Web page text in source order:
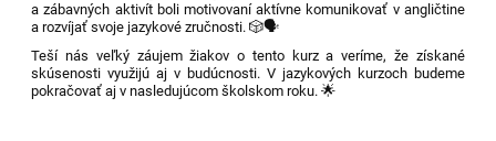
a zábavných aktivít boli motivovaní aktívne komunikovať v angličtine
a rozvíjať svoje jazykové zručnosti. 🎲🗣️
Teší nás veľký záujem žiakov o tento kurz a veríme, že získané
skúsenosti využijú aj v budúcnosti. V jazykových kurzoch budeme
pokračovať aj v nasledujúcom školskom roku. 🌟